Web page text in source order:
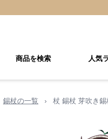
商品を検索 人気
錫杖の一覧 › 杖 錫杖 芽吹き